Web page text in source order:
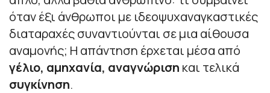
όταν έξι άνθρωποι με ιδεοψυχαναγκαστικές
διαταραχές συναντιούνται σε μια αίθουσα
αναμονής; Η απάντηση έρχεται μέσα από
γέλιο, αμηχανία, αναγνώριση και τελικά
συγκίνηση.